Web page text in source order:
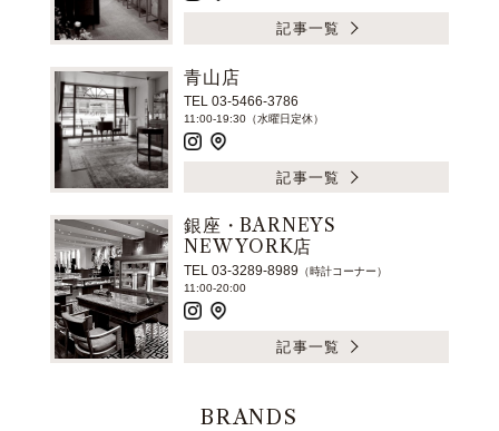
記事一覧
青山店
TEL 03-5466-3786
11:00-19:30（水曜日定休）
記事一覧
銀座・BARNEYS
NEW YORK店
TEL 03-3289-8989 （時計コーナー）
11:00-20:00
記事一覧
BRANDS